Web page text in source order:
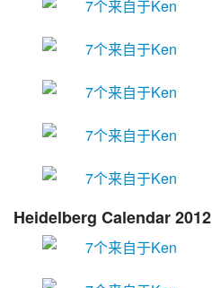
Heidelberg Calendar 2012